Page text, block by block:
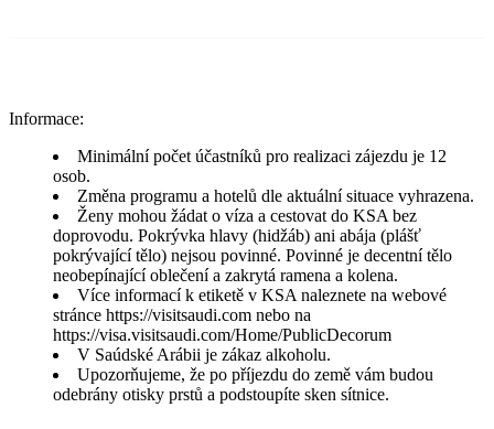
Informace:
Minimální počet účastníků pro realizaci zájezdu je 12
osob.
Změna programu a hotelů dle aktuální situace vyhrazena.
Ženy mohou žádat o víza a cestovat do KSA bez
doprovodu. Pokrývka hlavy (hidžáb) ani abája (plášť
pokrývající tělo) nejsou povinné. Povinné je decentní tělo
neobepínající oblečení a zakrytá ramena a kolena.
Více informací k etiketě v KSA naleznete na webové
stránce https://visitsaudi.com nebo na
https://visa.visitsaudi.com/Home/PublicDecorum
V Saúdské Arábii je zákaz alkoholu.
Upozorňujeme, že po příjezdu do země vám budou
odebrány otisky prstů a podstoupíte sken sítnice.